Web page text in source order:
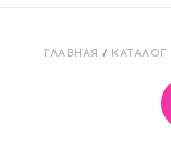
Кварц паркет
ГЛАВНАЯ / КАТАЛОГ